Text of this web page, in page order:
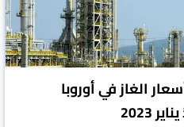
الغاز في أوروبا